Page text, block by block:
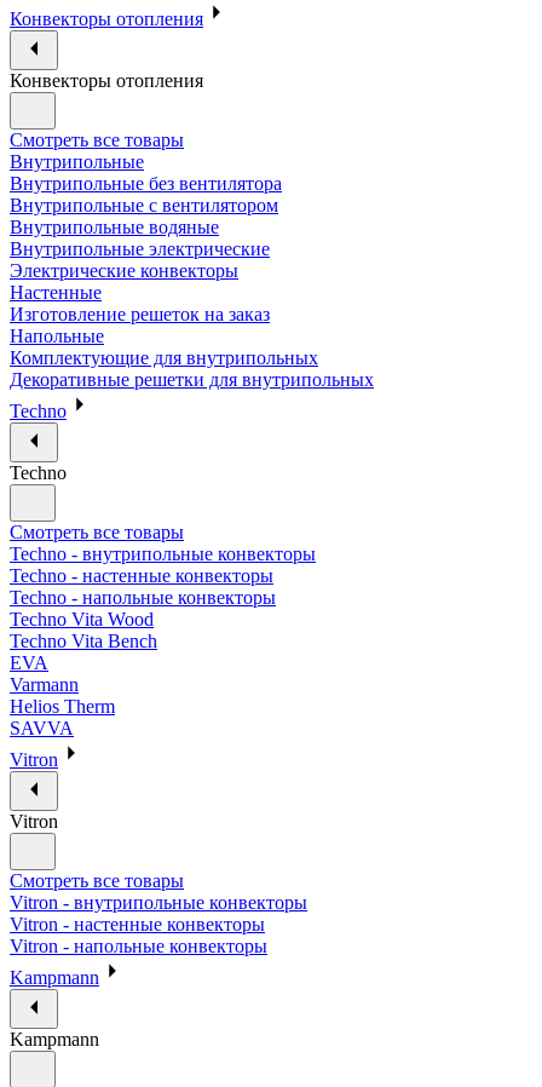
Конвекторы отопления
Конвекторы отопления
Смотреть все товары
Внутрипольные
Внутрипольные без вентилятора
Внутрипольные с вентилятором
Внутрипольные водяные
Внутрипольные электрические
Электрические конвекторы
Настенные
Изготовление решеток на заказ
Напольные
Комплектующие для внутрипольных
Декоративные решетки для внутрипольных
Techno
Techno
Смотреть все товары
Techno - внутрипольные конвекторы
Techno - настенные конвекторы
Techno - напольные конвекторы
Techno Vita Wood
Techno Vita Bench
EVA
Varmann
Helios Therm
SAVVA
Vitron
Vitron
Смотреть все товары
Vitron - внутрипольные конвекторы
Vitron - настенные конвекторы
Vitron - напольные конвекторы
Kampmann
Kampmann